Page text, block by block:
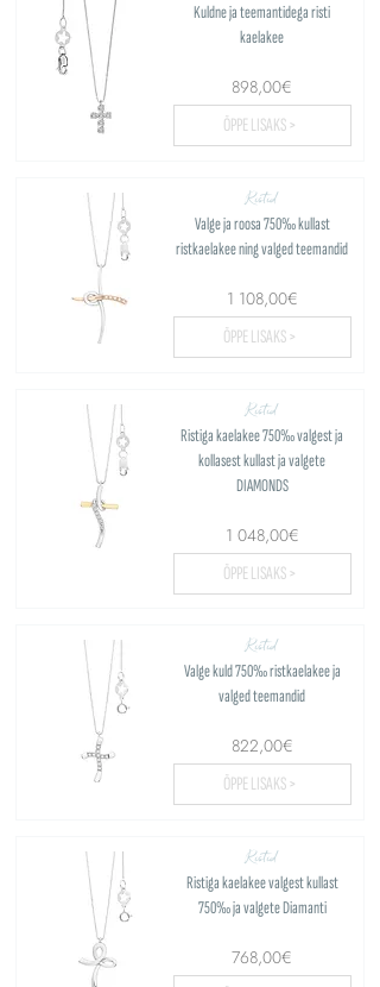
Kuldne ja teemantidega risti
kaelakee
898,00€
ÕPPE LISAKS >
Ristid
Valge ja roosa 750‰ kullast
ristkaelakee ning valged teemandid
1 108,00€
ÕPPE LISAKS >
Ristid
Ristiga kaelakee 750‰ valgest ja
kollasest kullast ja valgete
DIAMONDS
1 048,00€
ÕPPE LISAKS >
Ristid
Valge kuld 750‰ ristkaelakee ja
valged teemandid
822,00€
ÕPPE LISAKS >
Ristid
Ristiga kaelakee valgest kullast
750‰ ja valgete Diamanti
768,00€